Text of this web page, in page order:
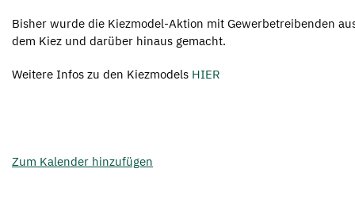
Bisher wurde die Kiezmodel-Aktion mit Gewerbetreibenden
dem Kiez und darüber hinaus gemacht.
Weitere Infos zu den Kiezmodels HIER
Zum Kalender hinzufügen